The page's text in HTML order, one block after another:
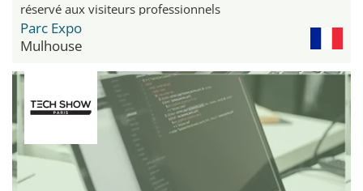
réservé aux visiteurs professionnels
Parc Expo
Mulhouse